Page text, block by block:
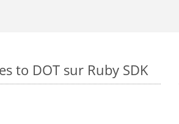
to DOT sur Ruby SDK